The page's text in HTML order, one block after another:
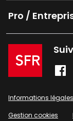
Pro /
Informations légales
Gestion cookies